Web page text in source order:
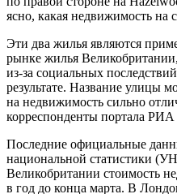
ясно, какая недвижимость на
Эти два жилья являются
рынке жилья
из-за социальных
результате. Название улицы
на недвижимость сильно
корреспонденты портала
Последние официальные
национальной статистики
Великобритании стоимость
в год до конца марта. В